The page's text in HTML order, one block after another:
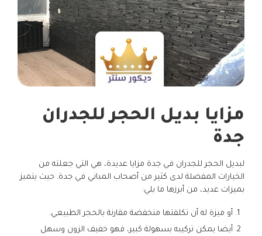
مزايا بديل الحجر للجدران
جدة
لبديل الحجر للجدران في جدة مزايا عديدة، هي التي جعلته من
الخيارات المفضلة لدى كثير من أصحاب المباني في جدة. حيث يتميز
بميزات عديد، من أبرزها ما يلي:
أو ميزة له أن تكلفتها منخفضة مقارنة بالحجر الطبيعي.
أيضا يمكن تركيبه بسهولة كبير، فهو خفيف الزون وسهل